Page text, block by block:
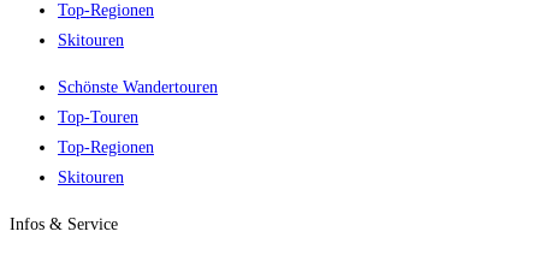
Top-Regionen
Skitouren
Schönste Wandertouren
Top-Touren
Top-Regionen
Skitouren
Infos & Service